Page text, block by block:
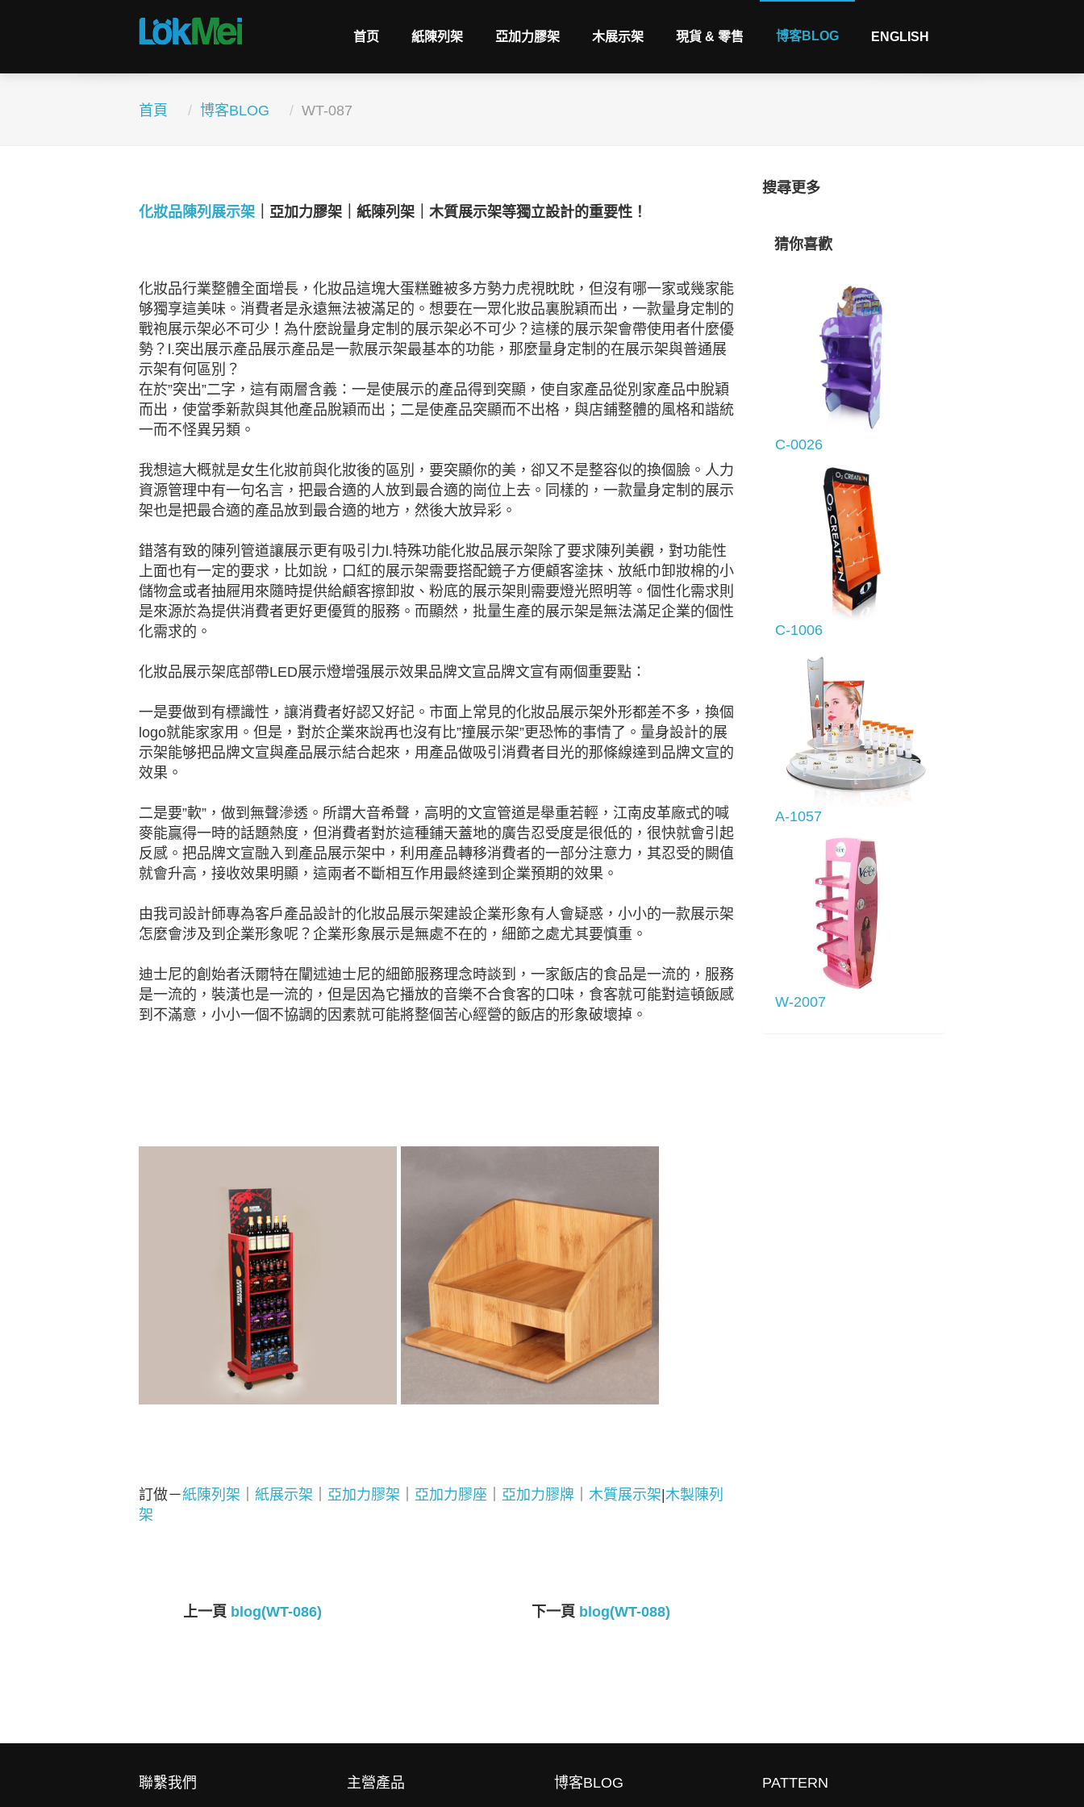
首页 紙陳列架 亞加力膠架 木展示架 現貨 & 零售 博客BLOG ENGLISH
首頁 博客BLOG WT-087
化妝品陳列展示架 ｜亞加力膠架｜紙陳列架｜木質展示架等獨立設計的重要性！
化妝品行業整體全面增長，化妝品這塊大蛋糕雖被多方勢力虎視眈眈，但沒有哪一家或幾家能
够獨享這美味。消費者是永遠無法被滿足的。想要在一眾化妝品裏脫穎而出，一款量身定制的
戰袍展示架必不可少！為什麼說量身定制的展示架必不可少？這樣的展示架會帶使用者什麼優
勢？l.突出展示產品展示產品是一款展示架最基本的功能，那麼量身定制的在展示架與普通展
示架有何區別？
在於”突出”二字，這有兩層含義：一是使展示的產品得到突顯，使自家產品從別家產品中脫穎
而出，使當季新款與其他產品脫穎而出；二是使產品突顯而不出格，與店鋪整體的風格和諧統
一而不怪異另類。
我想這大概就是女生化妝前與化妝後的區別，要突顯你的美，卻又不是整容似的換個臉。人力
資源管理中有一句名言，把最合適的人放到最合適的崗位上去。同樣的，一款量身定制的展示
架也是把最合適的產品放到最合適的地方，然後大放异彩。
錯落有致的陳列管道讓展示更有吸引力l.特殊功能化妝品展示架除了要求陳列美觀，對功能性
上面也有一定的要求，比如說，口紅的展示架需要搭配鏡子方便顧客塗抹、放紙巾卸妝棉的小
儲物盒或者抽屜用來隨時提供給顧客擦卸妝、粉底的展示架則需要燈光照明等。個性化需求則
是來源於為提供消費者更好更優質的服務。而顯然，批量生產的展示架是無法滿足企業的個性
化需求的。
化妝品展示架底部帶LED展示燈增强展示效果品牌文宣品牌文宣有兩個重要點：
一是要做到有標識性，讓消費者好認又好記。市面上常見的化妝品展示架外形都差不多，換個
logo就能家家用。但是，對於企業來說再也沒有比”撞展示架”更恐怖的事情了。量身設計的展
示架能够把品牌文宣與產品展示結合起來，用產品做吸引消費者目光的那條線達到品牌文宣的
效果。
二是要”軟”，做到無聲滲透。所謂大音希聲，高明的文宣管道是舉重若輕，江南皮革廠式的喊
麥能贏得一時的話題熱度，但消費者對於這種鋪天蓋地的廣告忍受度是很低的，很快就會引起
反感。把品牌文宣融入到產品展示架中，利用產品轉移消費者的一部分注意力，其忍受的闕值
就會升高，接收效果明顯，這兩者不斷相互作用最終達到企業預期的效果。
由我司設計師專為客戶產品設計的化妝品展示架建設企業形象有人會疑惑，小小的一款展示架
怎麼會涉及到企業形象呢？企業形象展示是無處不在的，細節之處尤其要慎重。
迪士尼的創始者沃爾特在闡述迪士尼的細節服務理念時談到，一家飯店的食品是一流的，服務
是一流的，裝潢也是一流的，但是因為它播放的音樂不合食客的口味，食客就可能對這頓飯感
到不滿意，小小一個不協調的因素就可能將整個苦心經營的飯店的形象破壞掉。
訂做－紙陳列架 紙展示架 亞加力膠架 亞加力膠座 亞加力膠牌 木質展示架 木製陳列
架
上一頁 blog(WT-086) 下一頁 blog(WT-088)
搜尋更多
猜你喜歡
C-0026
C-1006
A-1057
W-2007
聯繫我們 主營產品 博客BLOG PATTERN